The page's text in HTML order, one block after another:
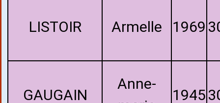
LISTOIR Armelle 1969
GAUGAIN
Anne-
1945